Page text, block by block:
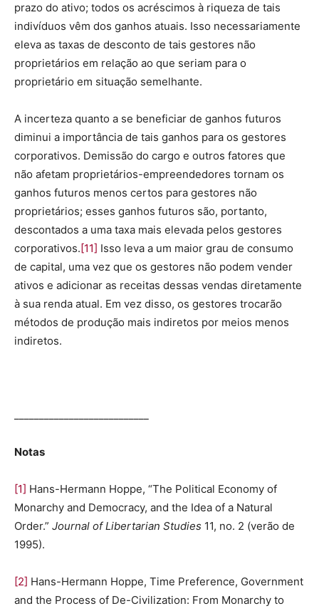
prazo do ativo; todos os acréscimos à riqueza de tais
indivíduos vêm dos ganhos atuais. Isso necessariamente
eleva as taxas de desconto de tais gestores não
proprietários em relação ao que seriam para o
proprietário em situação semelhante.
A incerteza quanto a se beneficiar de ganhos futuros
diminui a importância de tais ganhos para os gestores
corporativos. Demissão do cargo e outros fatores que
não afetam proprietários-empreendedores tornam os
ganhos futuros menos certos para gestores não
proprietários; esses ganhos futuros são, portanto,
descontados a uma taxa mais elevada pelos gestores
corporativos. [11] Isso leva a um maior grau de consumo
de capital, uma vez que os gestores não podem vender
ativos e adicionar as receitas dessas vendas diretamente
à sua renda atual. Em vez disso, os gestores trocarão
métodos de produção mais indiretos por meios menos
indiretos.
Notas
[1] Hans-Hermann Hoppe, “The Political Economy of
Monarchy and Democracy, and the Idea of ​​a Natural
Order.” Journal of Libertarian Studies 11, no. 2 (verão de
1995).
[2] Hans-Hermann Hoppe, Time Preference, Government
and the Process of De-Civilization: From Monarchy to